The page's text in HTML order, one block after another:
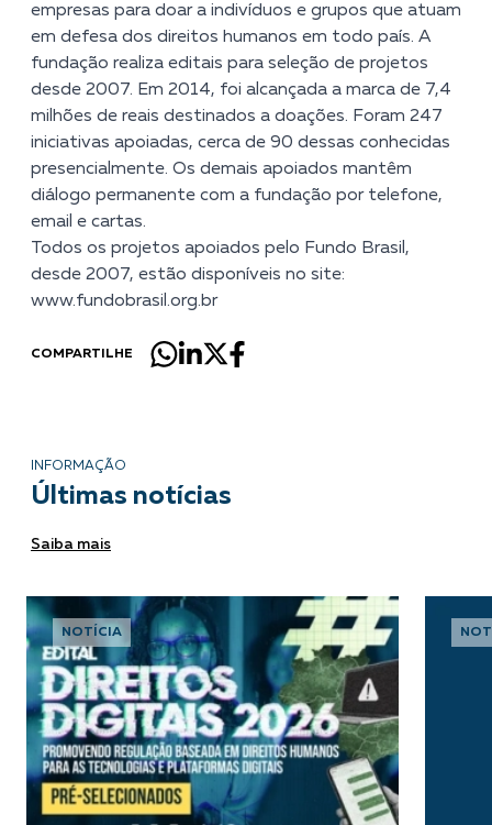
empresas para doar a indivíduos e grupos que atuam
em defesa dos direitos humanos em todo país. A
fundação realiza editais para seleção de projetos
desde 2007. Em 2014, foi alcançada a marca de 7,4
milhões de reais destinados a doações. Foram 247
iniciativas apoiadas, cerca de 90 dessas conhecidas
presencialmente. Os demais apoiados mantêm
diálogo permanente com a fundação por telefone,
email e cartas.
Todos os projetos apoiados pelo Fundo Brasil,
desde 2007, estão disponíveis no site:
www.fundobrasil.org.br
COMPARTILHE
INFORMAÇÃO
Últimas notícias
Saiba mais
NOTÍCIA